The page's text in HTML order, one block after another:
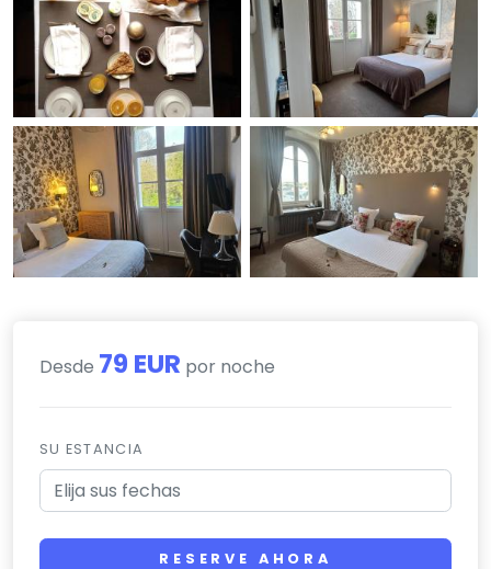
Desde 79 EUR por noche
SU ESTANCIA
RESERVE AHORA